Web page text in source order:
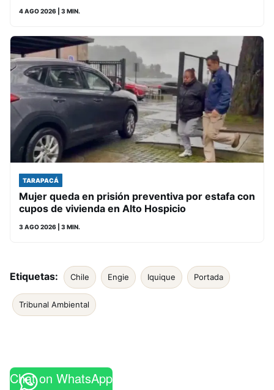
4 AGO 2026 | 3 MIN.
TARAPACÁ
Mujer queda en prisión preventiva por estafa con
cupos de vivienda en Alto Hospicio
3 AGO 2026 | 3 MIN.
Etiquetas: Chile Engie Iquique Portada
Tribunal Ambiental
Chat on WhatsApp